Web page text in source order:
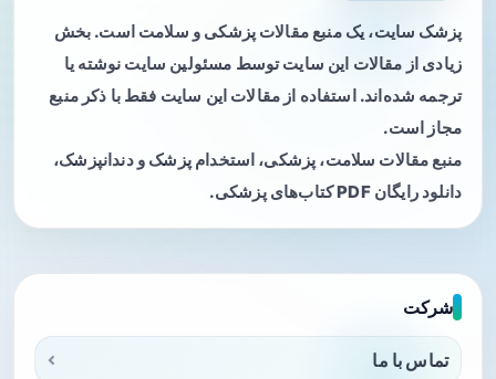
پزشک سایت، یک منبع مقالات پزشکی و سلامت است. بخش
زیادی از مقالات این سایت توسط مسئولین سایت نوشته یا
ترجمه شده‌اند. استفاده از مقالات این سایت فقط با ذکر منبع
مجاز است.
منبع مقالات سلامت، پزشکی، استخدام پزشک و دندانپزشک،
دانلود رایگان PDF کتاب‌های پزشکی.
شرکت
تماس با ما